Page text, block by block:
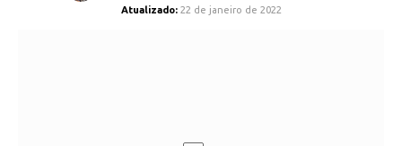
Atualizado: 22 de janeiro de 2022